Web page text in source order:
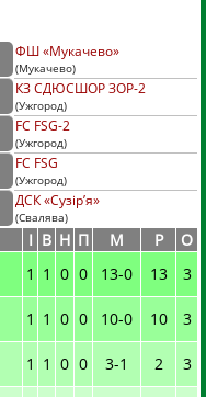
ФШ «Мукачево»
(Мукачево)
КЗ СДЮСШОР ЗОР-2
(Ужгород)
FC FSG-2
(Ужгород)
FC FSG
(Ужгород)
ДСК «Сузір’я»
(Свалява)
I В Н П М Р
О
1 1 0 0 13-0 13 3
1 1 0 0 10-0 10 3
1 1 0 0 3-1 2 3